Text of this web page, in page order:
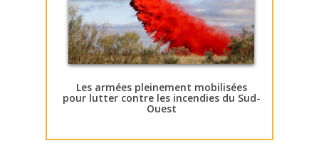
Les armées pleinement mobilisées
pour lutter contre les incendies du Sud-
Ouest